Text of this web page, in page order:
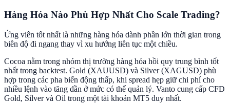
Hàng Hóa Nào Phù Hợp Nhất Cho Scale Trading?
Ứng viên tốt nhất là những hàng hóa dành phần lớn thời gian trong
biên độ đi ngang thay vì xu hướng liên tục một chiều.
Cocoa nằm trong nhóm thị trường hàng hóa hồi quy trung bình tốt
nhất trong backtest. Gold (XAUUSD) và Silver (XAGUSD) phù
hợp trong các pha biến động thấp, khi spread hẹp giữ chi phí cho
nhiều lệnh vào tăng dần ở mức có thể quản lý. Vanto cung cấp CFD
Gold, Silver và Oil trong một tài khoản MT5 duy nhất.